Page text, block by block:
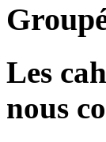
Les
nous